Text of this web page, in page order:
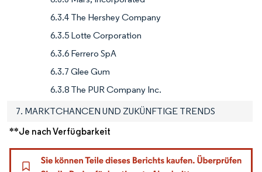
6.3.4 The Hershey Company
6.3.5 Lotte Corporation
6.3.6 Ferrero SpA
6.3.7 Glee Gum
6.3.8 The PUR Company Inc.
7. MARKTCHANCEN UND ZUKÜNFTIGE TRENDS
**Je nach Verfügbarkeit